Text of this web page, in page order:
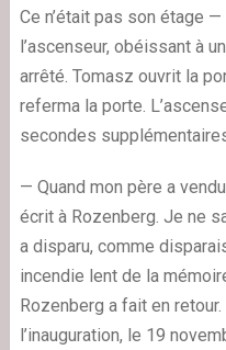
Ce n’était pas son étage
l’ascenseur, obéissant à
arrêté. Tomasz ouvrit la
referma la porte.
secondes
— Quand mon père a
écrit à Rozenberg. Je ne
a disparu, comme
incendie lent de la
Rozenberg a fait en
l’inauguration, le 19